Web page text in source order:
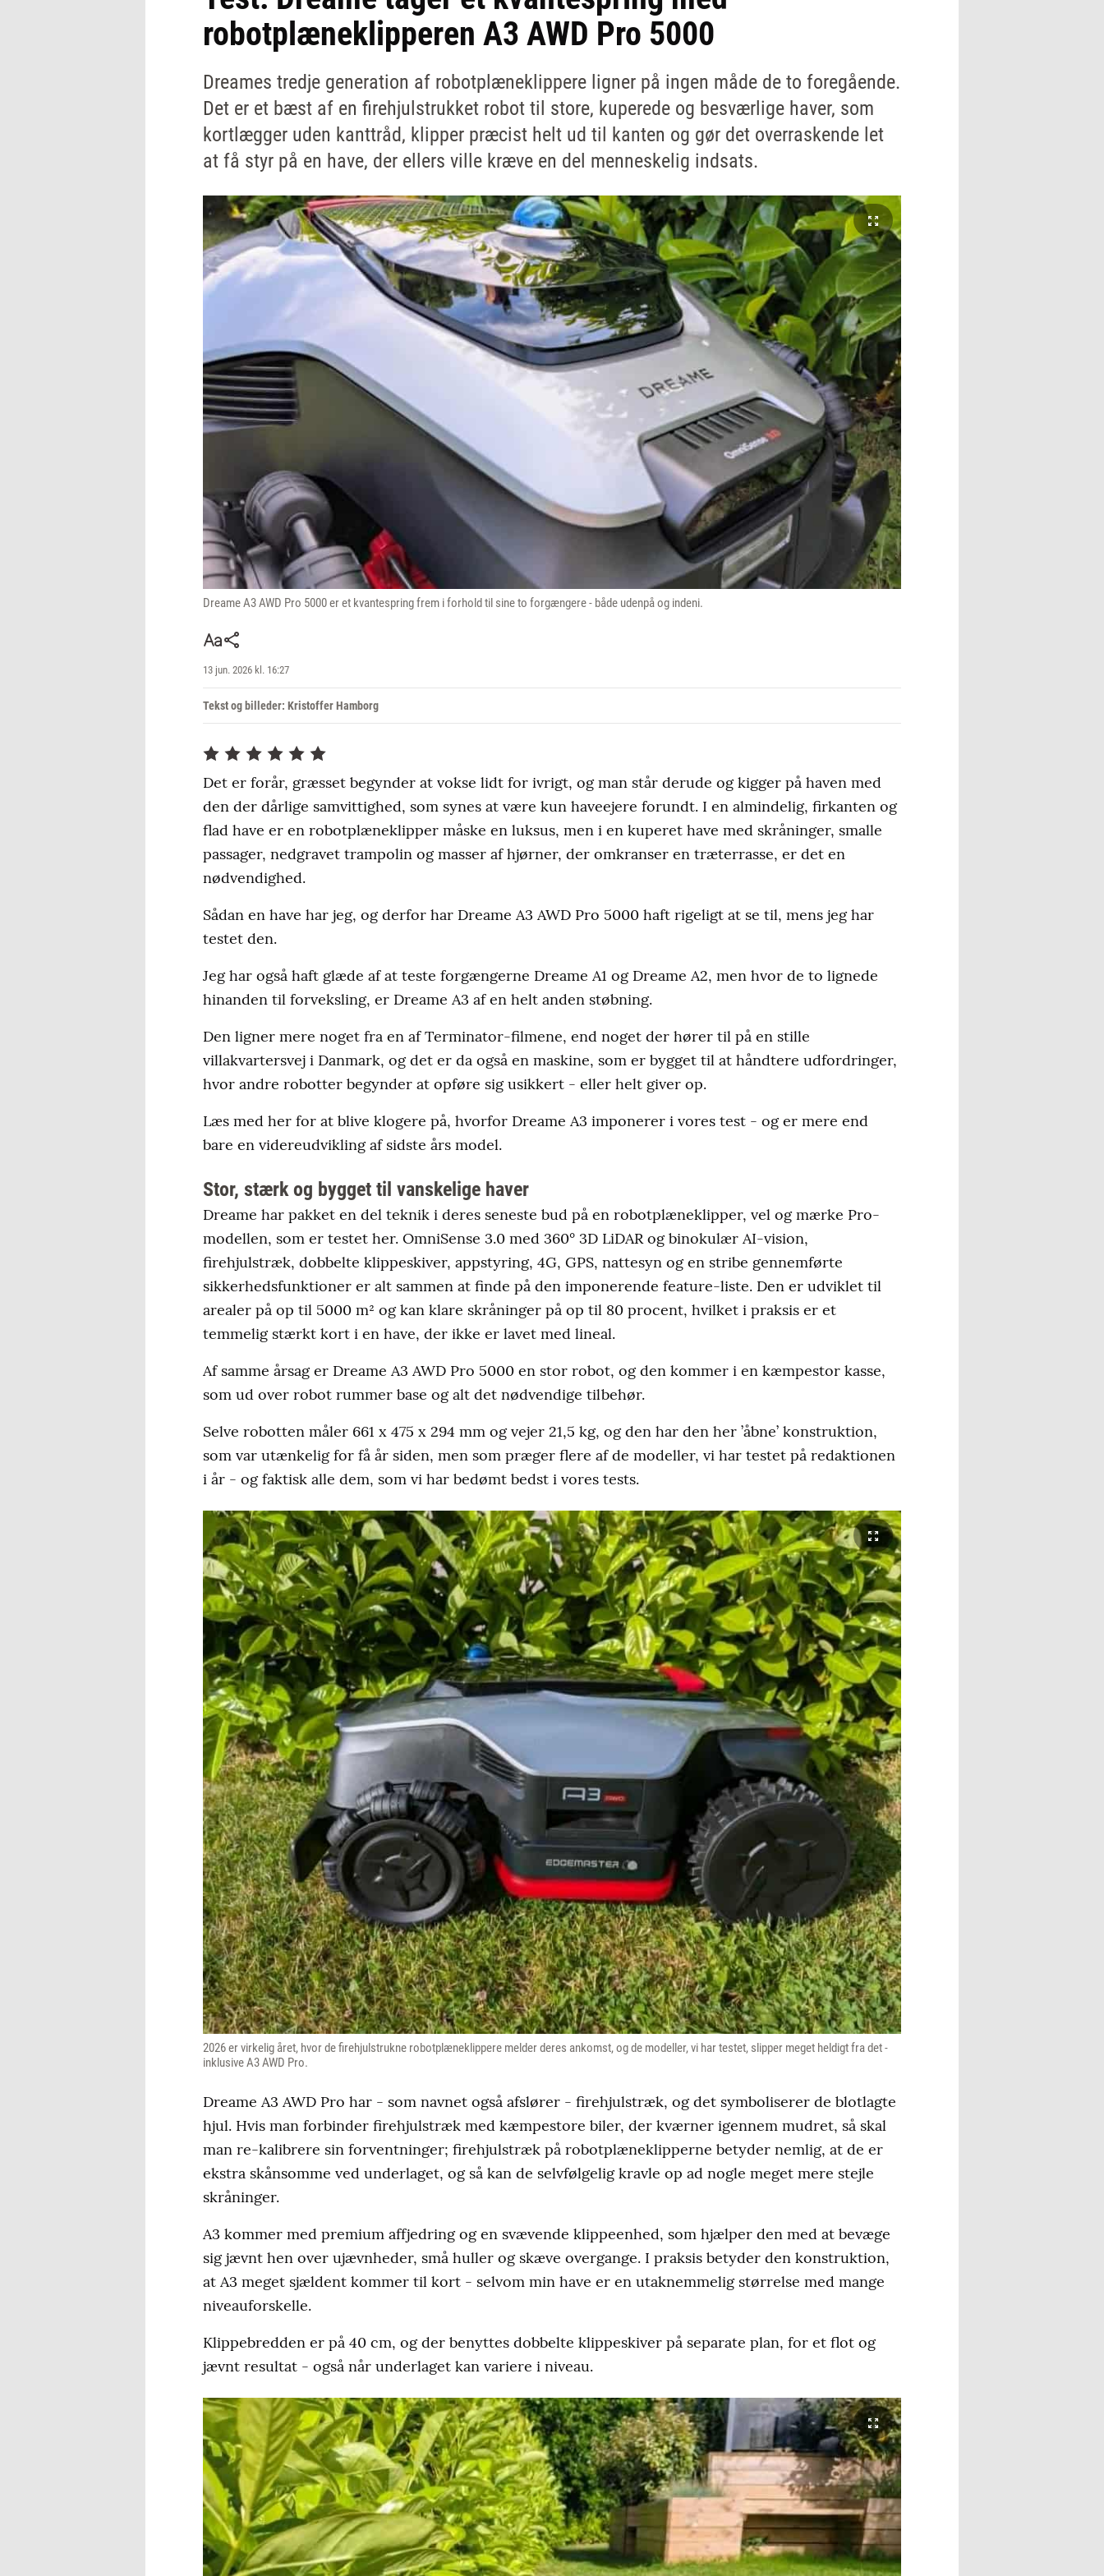
robotplæneklipperen A3 AWD Pro 5000
Dreames tredje generation af robotplæneklippere ligner på ingen måde de to foregående.
Det er et bæst af en firehjulstrukket robot til store, kuperede og besværlige haver, som
kortlægger uden kanttråd, klipper præcist helt ud til kanten og gør det overraskende let
at få styr på en have, der ellers ville kræve en del menneskelig indsats.
Dreame A3 AWD Pro 5000 er et kvantespring frem i forhold til sine to forgængere - både udenpå og indeni.
13 jun. 2026 kl. 16:27
Tekst og billeder: Kristoffer Hamborg
Det er forår, græsset begynder at vokse lidt for ivrigt, og man står derude og kigger på haven med
den der dårlige samvittighed, som synes at være kun haveejere forundt. I en almindelig, firkanten og
flad have er en robotplæneklipper måske en luksus, men i en kuperet have med skråninger, smalle
passager, nedgravet trampolin og masser af hjørner, der omkranser en træterrasse, er det en
nødvendighed.
Sådan en have har jeg, og derfor har Dreame A3 AWD Pro 5000 haft rigeligt at se til, mens jeg har
testet den.
Jeg har også haft glæde af at teste forgængerne Dreame A1 og Dreame A2, men hvor de to lignede
hinanden til forveksling, er Dreame A3 af en helt anden støbning.
Den ligner mere noget fra en af Terminator-filmene, end noget der hører til på en stille
villakvartersvej i Danmark, og det er da også en maskine, som er bygget til at håndtere udfordringer,
hvor andre robotter begynder at opføre sig usikkert - eller helt giver op.
Læs med her for at blive klogere på, hvorfor Dreame A3 imponerer i vores test - og er mere end
bare en videreudvikling af sidste års model.
Stor, stærk og bygget til vanskelige haver
Dreame har pakket en del teknik i deres seneste bud på en robotplæneklipper, vel og mærke Pro-
modellen, som er testet her. OmniSense 3.0 med 360° 3D LiDAR og binokulær AI-vision,
firehjulstræk, dobbelte klippeskiver, appstyring, 4G, GPS, nattesyn og en stribe gennemførte
sikkerhedsfunktioner er alt sammen at finde på den imponerende feature-liste. Den er udviklet til
arealer på op til 5000 m² og kan klare skråninger på op til 80 procent, hvilket i praksis er et
temmelig stærkt kort i en have, der ikke er lavet med lineal.
Af samme årsag er Dreame A3 AWD Pro 5000 en stor robot, og den kommer i en kæmpestor kasse,
som ud over robot rummer base og alt det nødvendige tilbehør.
Selve robotten måler 661 x 475 x 294 mm og vejer 21,5 kg, og den har den her ’åbne’ konstruktion,
som var utænkelig for få år siden, men som præger flere af de modeller, vi har testet på redaktionen
i år - og faktisk alle dem, som vi har bedømt bedst i vores tests.
2026 er virkelig året, hvor de firehjulstrukne robotplæneklippere melder deres ankomst, og de modeller, vi har testet, slipper meget heldigt fra det -
inklusive A3 AWD Pro.
Dreame A3 AWD Pro har - som navnet også afslører - firehjulstræk, og det symboliserer de blotlagte
hjul. Hvis man forbinder firehjulstræk med kæmpestore biler, der kværner igennem mudret, så skal
man re-kalibrere sin forventninger; firehjulstræk på robotplæneklipperne betyder nemlig, at de er
ekstra skånsomme ved underlaget, og så kan de selvfølgelig kravle op ad nogle meget mere stejle
skråninger.
A3 kommer med premium affjedring og en svævende klippeenhed, som hjælper den med at bevæge
sig jævnt hen over ujævnheder, små huller og skæve overgange. I praksis betyder den konstruktion,
at A3 meget sjældent kommer til kort - selvom min have er en utaknemmelig størrelse med mange
niveauforskelle.
Klippebredden er på 40 cm, og der benyttes dobbelte klippeskiver på separate plan, for et flot og
jævnt resultat - også når underlaget kan variere i niveau.